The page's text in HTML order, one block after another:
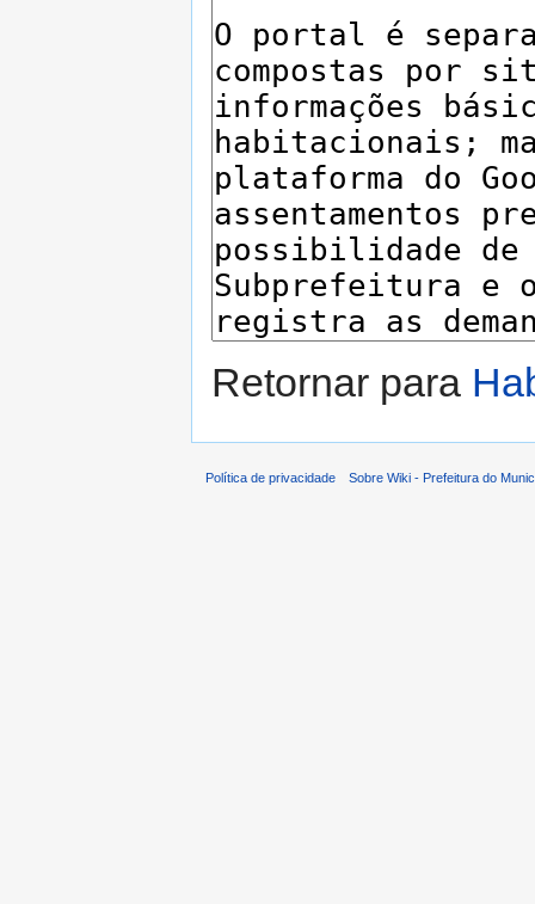
Retornar para
Política de privacidade Sobre Wiki - Prefeitura do